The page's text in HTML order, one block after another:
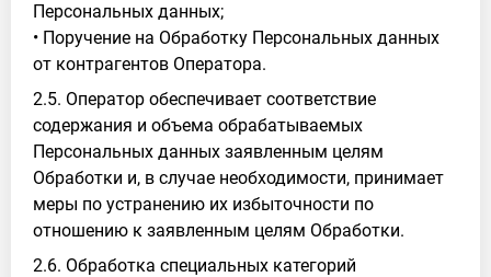
Персональных данных;
• Поручение на Обработку Персональных данных
от контрагентов Оператора.
2.5. Оператор обеспечивает соответствие
содержания и объема обрабатываемых
Персональных данных заявленным целям
Обработки и, в случае необходимости, принимает
меры по устранению их избыточности по
отношению к заявленным целям Обработки.
2.6. Обработка специальных категорий